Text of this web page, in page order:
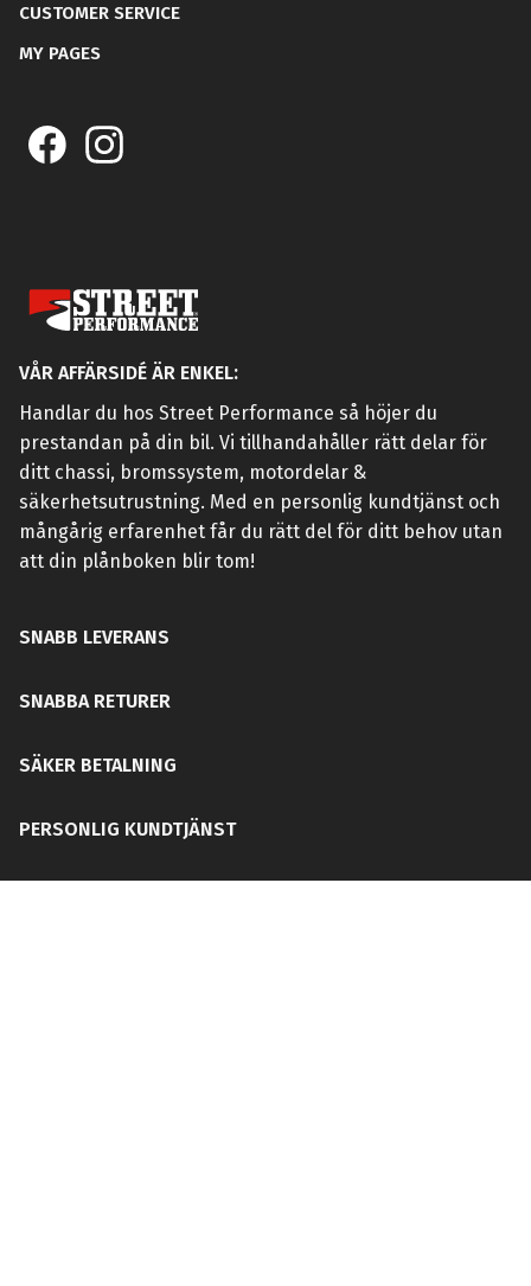
CUSTOMER SERVICE
MY PAGES
VÅR AFFÄRSIDÉ ÄR ENKEL:
Handlar du hos Street Performance så höjer du
prestandan på din bil. Vi tillhandahåller rätt delar för
ditt chassi, bromssystem, motordelar &
säkerhetsutrustning. Med en personlig kundtjänst och
mångårig erfarenhet får du rätt del för ditt behov utan
att din plånboken blir tom!
SNABB LEVERANS
SNABBA RETURER
SÄKER BETALNING
PERSONLIG KUNDTJÄNST